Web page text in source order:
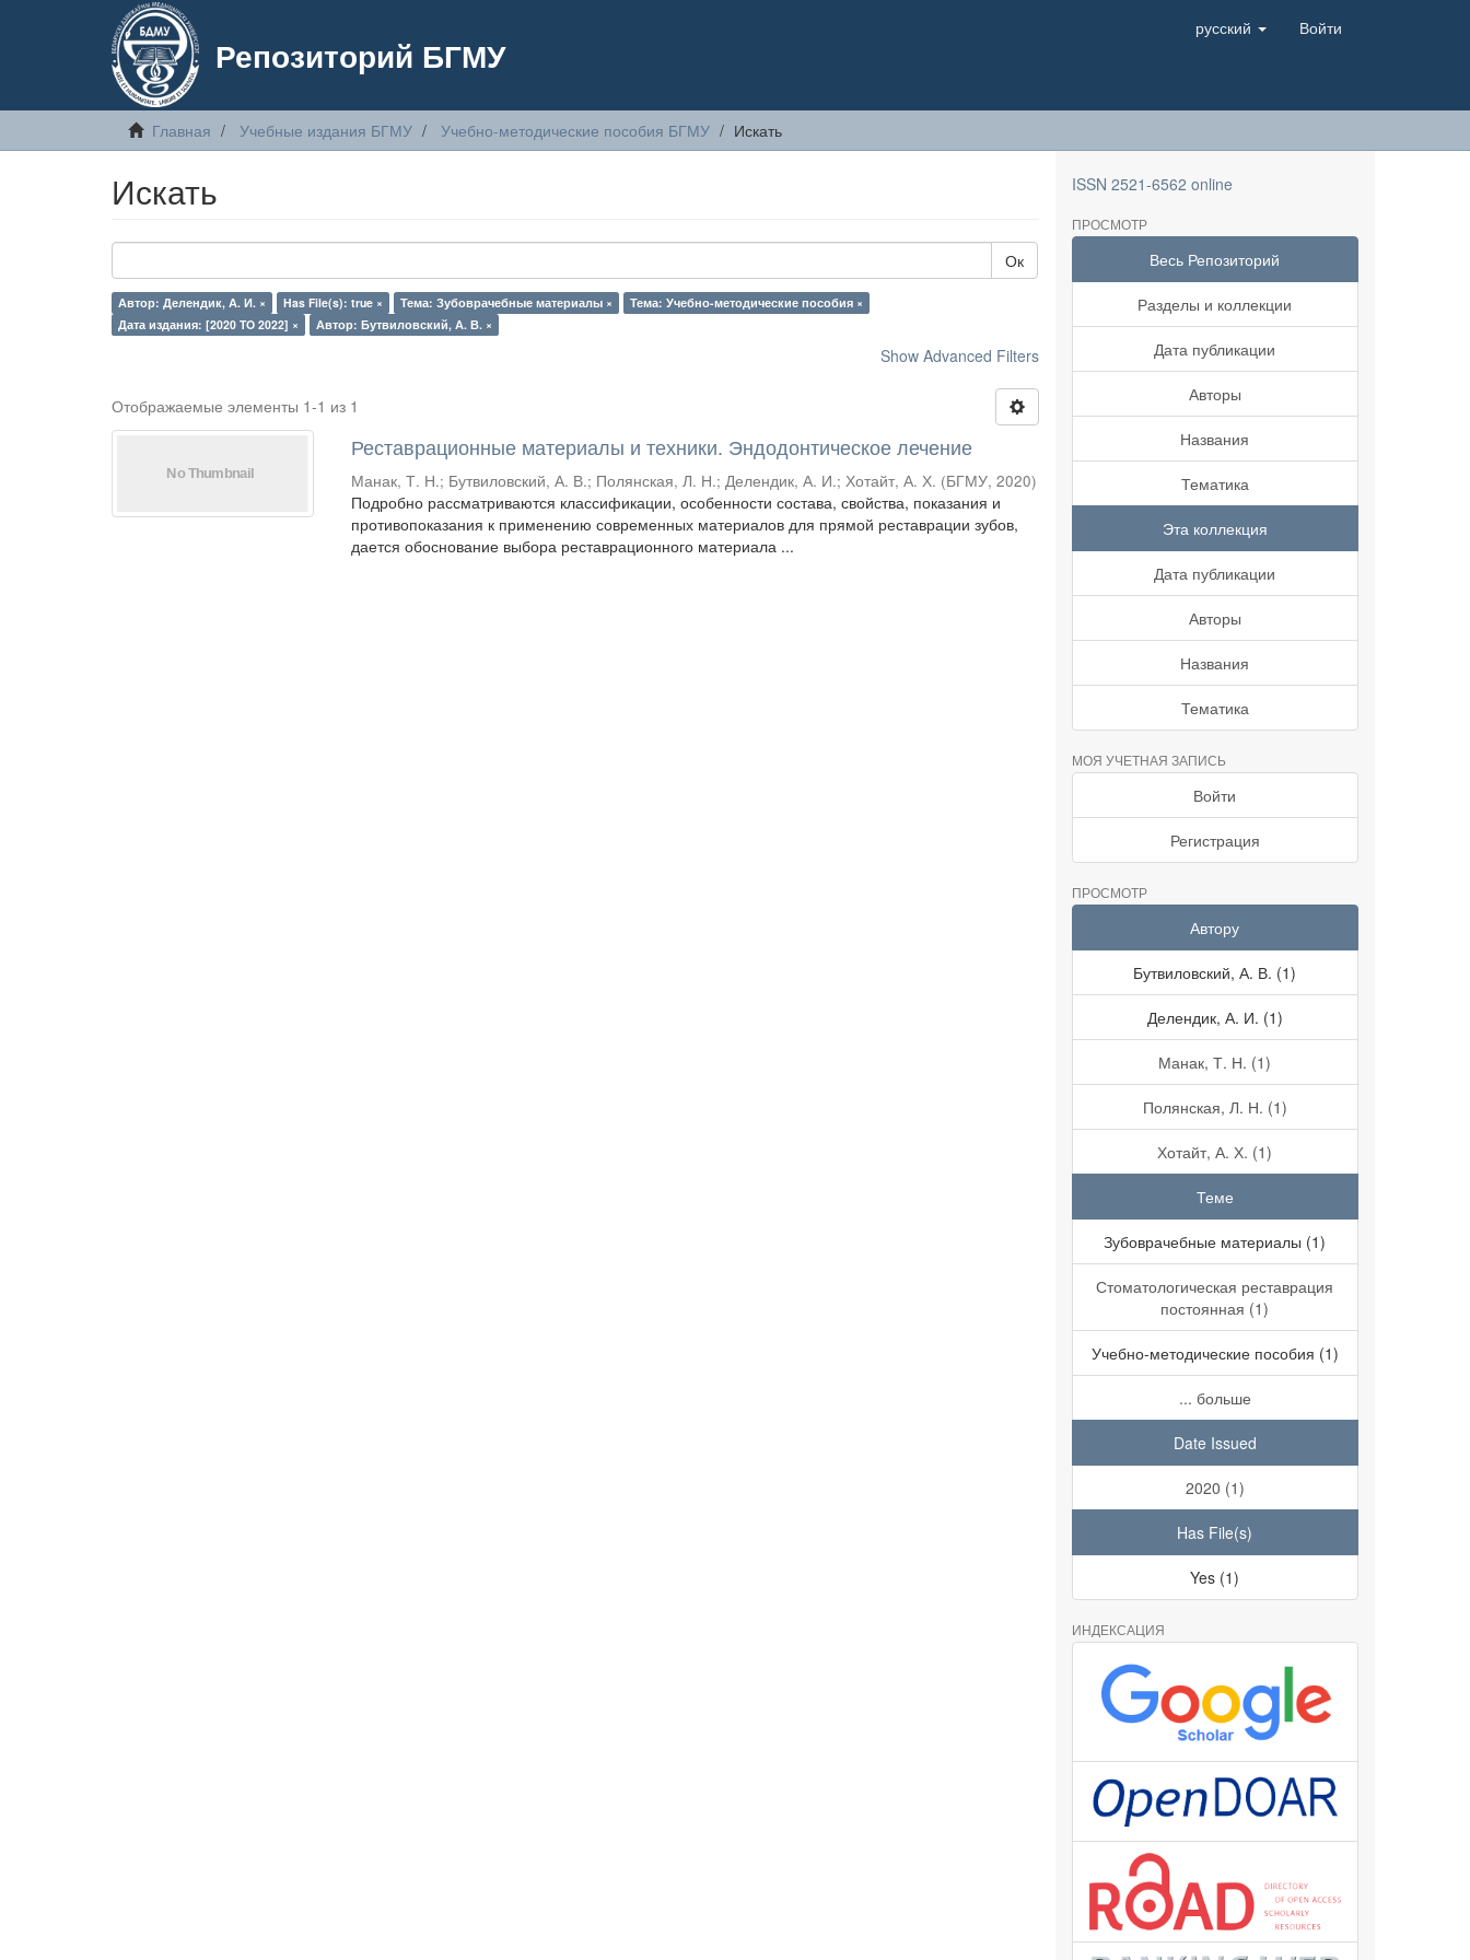
Репозиторий БГМУ
русский Войти
Главная Учебные издания БГМУ Учебно-методические пособия БГМУ Искать
Искать
Ок
Автор: Делендик, А. И. × Has File(s): true × Тема: Зубоврачебные материалы ×
Тема: Учебно-методические пособия ×
Дата издания: [2020 TO 2022] ×
Автор: Бутвиловский, А. В. ×
Show Advanced Filters
Отображаемые элементы 1-1 из 1
Реставрационные материалы и техники. Эндодонтическое лечение
Манак, Т. Н.; Бутвиловский, А. В.; Полянская, Л. Н.;Делендик, А. И.;Хотайт, А. Х. (БГМУ,2020)
Подробно рассматриваются классификации, особенности состава, свойства, показания и
противопоказания к применению современных материалов для прямой реставрации зубов,
дается обоснование выбора реставрационного материала ...
ISSN 2521-6562 online
ПРОСМОТР
Весь Репозиторий
Разделы и коллекции
Дата публикации
Авторы
Названия
Тематика
Эта коллекция
Дата публикации
Авторы
Названия
Тематика
МОЯ УЧЕТНАЯ ЗАПИСЬ
Войти
Регистрация
ПРОСМОТР
Автору
Бутвиловский, А. В. (1)
Делендик, А. И. (1)
Манак, Т. Н. (1)
Полянская, Л. Н. (1)
Хотайт, А. Х. (1)
Теме
Зубоврачебные материалы (1)
Стоматологическая реставрация
постоянная (1)
Учебно-методические пособия (1)
... больше
Date Issued
2020 (1)
Has File(s)
Yes (1)
ИНДЕКСАЦИЯ